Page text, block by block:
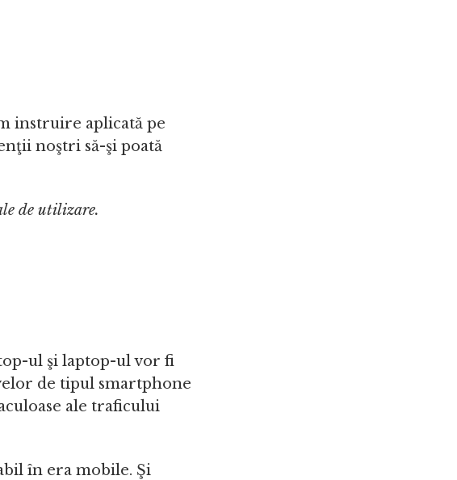
instruire aplicată pe
noştri să-şi poată
de utilizare.
ul şi laptop-ul vor fi
de tipul smartphone
ale traficului
în era mobile. Şi